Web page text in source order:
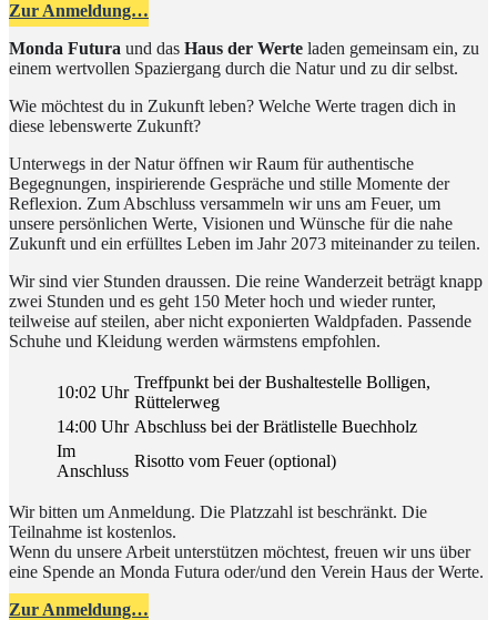
Zur Anmeldung…
Monda Futura und das Haus der Werte laden gemeinsam ein, zu
einem wertvollen Spaziergang durch die Natur und zu dir selbst.
Wie möchtest du in Zukunft leben? Welche Werte tragen dich in
diese lebenswerte Zukunft?
Unterwegs in der Natur öffnen wir Raum für authentische
Begegnungen, inspirierende Gespräche und stille Momente der
Reflexion. Zum Abschluss versammeln wir uns am Feuer, um
unsere persönlichen Werte, Visionen und Wünsche für die nahe
Zukunft und ein erfülltes Leben im Jahr 2073 miteinander zu teilen.
Wir sind vier Stunden draussen. Die reine Wanderzeit beträgt knapp
zwei Stunden und es geht 150 Meter hoch und wieder runter,
teilweise auf steilen, aber nicht exponierten Waldpfaden. Passende
Schuhe und Kleidung werden wärmstens empfohlen.
10:02 Uhr
Treffpunkt bei der Bushaltestelle Bolligen,
Rüttelerweg
14:00 Uhr Abschluss bei der Brätlistelle Buechholz
Im
Anschluss
Risotto vom Feuer (optional)
Wir bitten um Anmeldung. Die Platzzahl ist beschränkt. Die
Teilnahme ist kostenlos.
Wenn du unsere Arbeit unterstützen möchtest, freuen wir uns über
eine Spende an Monda Futura oder/und den Verein Haus der Werte.
Zur Anmeldung…